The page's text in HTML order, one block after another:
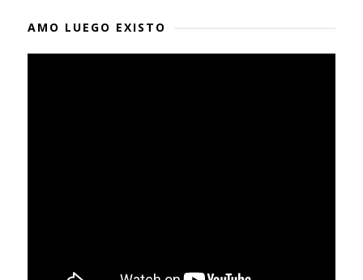
AMO LUEGO EXISTO